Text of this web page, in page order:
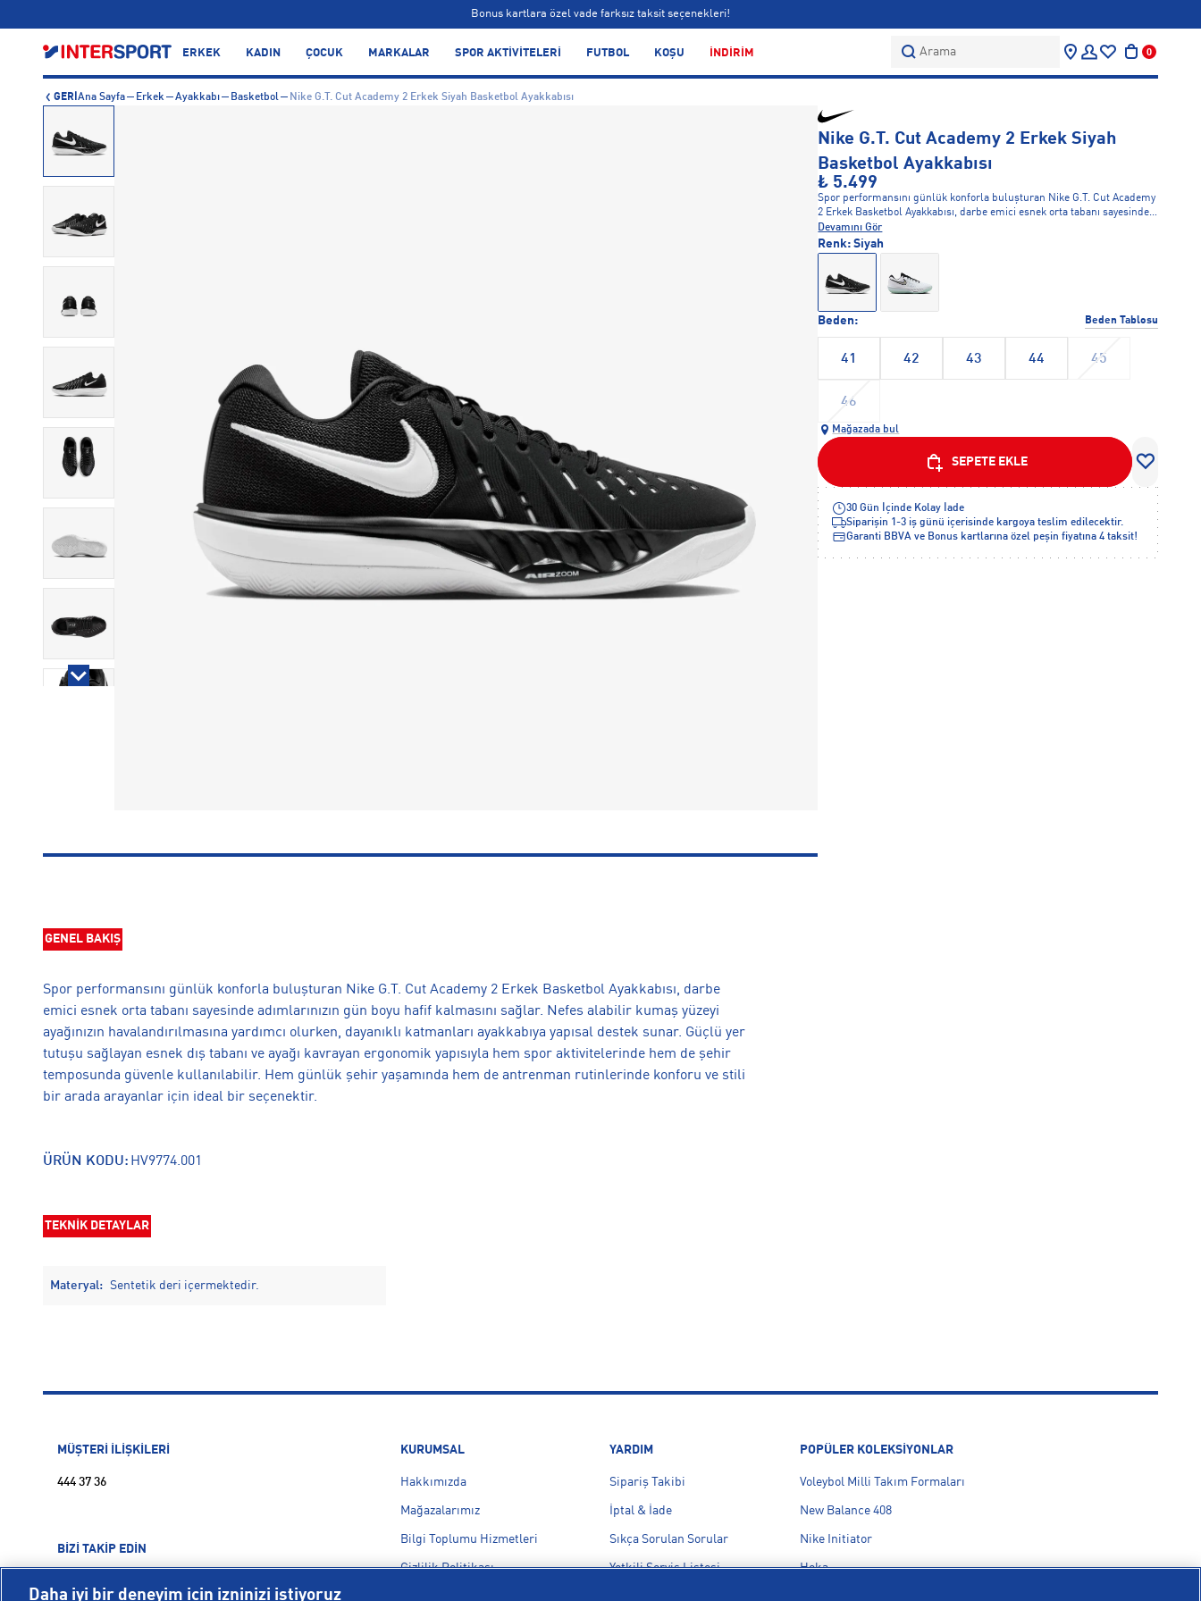
Bonus kartlara özel vade farksız taksit seçenekleri!
ERKEK KADIN ÇOCUK MARKALAR SPOR AKTİVİTELERİ FUTBOL KOŞU İNDİRİM Arama 0
GERİ Ana Sayfa Erkek Ayakkabı Basketbol Nike G.T. Cut Academy 2 Erkek Siyah Basketbol Ayakkabısı
GENEL BAKIŞ
Spor performansını günlük konforla buluşturan Nike G.T. Cut Academy 2 Erkek Basketbol Ayakkabısı, darbe
emici esnek orta tabanı sayesinde adımlarınızın gün boyu hafif kalmasını sağlar. Nefes alabilir kumaş yüzeyi
ayağınızın havalandırılmasına yardımcı olurken, dayanıklı katmanları ayakkabıya yapısal destek sunar. Güçlü yer
tutuşu sağlayan esnek dış tabanı ve ayağı kavrayan ergonomik yapısıyla hem spor aktivitelerinde hem de şehir
temposunda güvenle kullanılabilir. Hem günlük şehir yaşamında hem de antrenman rutinlerinde konforu ve stili
bir arada arayanlar için ideal bir seçenektir.
ÜRÜN KODU: HV9774.001
TEKNİK DETAYLAR
Materyal: Sentetik deri içermektedir.
Nike G.T. Cut Academy 2 Erkek Siyah
Basketbol Ayakkabısı
₺ 5.499
Spor performansını günlük konforla buluşturan Nike G.T. Cut Academy
2 Erkek Basketbol Ayakkabısı, darbe emici esnek orta tabanı sayesinde
adımlarınızın gün boyu hafif kalmasını sağlar. Nefes alabilir kumaş
yüzeyi ayağınızın havalandırılmasına yardımcı olurken, dayanıklı
katmanları ayakkabıya yapısal destek sunar. Güçlü yer tutuşu sağlayan
aktivitelerinde hem de şehir temposunda güvenle kullanılabilir. Hem
stili bir arada arayanlar için ideal bir seçenektir.
Devamını Gör
Beden: Beden Tablosu
41 42 43 44 45
46
Renk: Siyah
Mağazada bul
SEPETE EKLE
30 Gün İçinde Kolay İade
Siparişin 1-3 iş günü içerisinde kargoya teslim edilecektir.
Garanti BBVA ve Bonus kartlarına özel peşin fiyatına 4 taksit!
MÜŞTERİ İLİŞKİLERİ
444 37 36
BİZİ TAKİP EDİN
KURUMSAL
Hakkımızda
Mağazalarımız
Bilgi Toplumu Hizmetleri
Gizlilik Politikası
YARDIM
Sipariş Takibi
İptal & İade
Sıkça Sorulan Sorular
Yetkili Servis Listesi
POPÜLER KOLEKSİYONLAR
Voleybol Milli Takım Formaları
New Balance 408
Nike Initiator
Hoka
Daha iyi bir deneyim için izninizi istiyoruz